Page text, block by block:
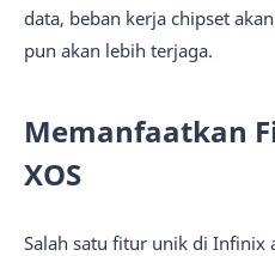
data, beban kerja chipset
pun akan lebih terjaga.
Memanfaatkan
XOS
Salah satu fitur unik di Infinix